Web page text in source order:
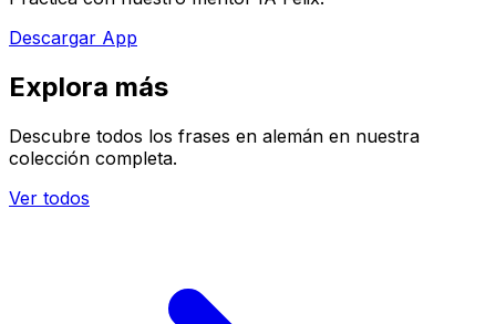
Descargar App
Explora más
Descubre todos los frases en alemán en nuestra
colección completa.
Ver todos